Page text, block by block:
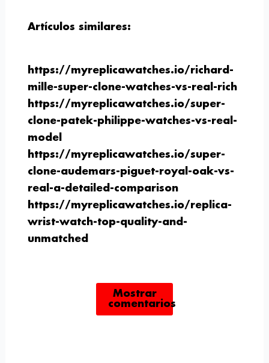
Artículos similares:
https://myreplicawatches.io/richard-
mille-super-clone-watches-vs-real-rich
https://myreplicawatches.io/super-
clone-patek-philippe-watches-vs-real-
model
https://myreplicawatches.io/super-
clone-audemars-piguet-royal-oak-vs-
real-a-detailed-comparison
https://myreplicawatches.io/replica-
wrist-watch-top-quality-and-
unmatched
Mostrar
comentarios